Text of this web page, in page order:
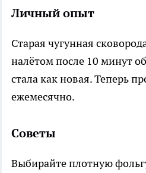
Личный опыт
Старая чугунная
налётом после 10 минут
стала как новая. Теперь
ежемесячно.
Советы
Выбирайте плотную